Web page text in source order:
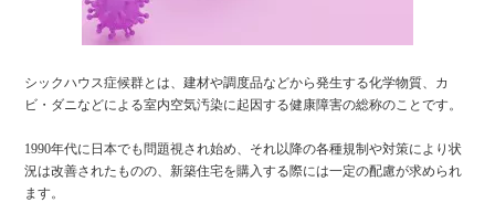
シックハウス症候群とは、建材や調度品などから発生する化学物質、カ
ビ・ダニなどによる室内空気汚染に起因する健康障害の総称のことです。
1990年代に日本でも問題視され始め、それ以降の各種規制や対策により状
況は改善されたものの、新築住宅を購入する際には一定の配慮が求められ
ます。